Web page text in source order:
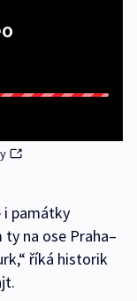
i památky
na ose Praha–
říká historik